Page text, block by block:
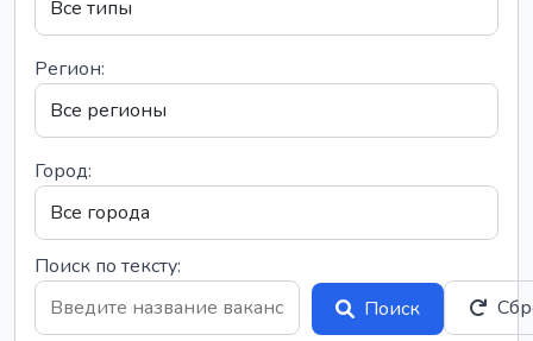
Регион:
Город:
Поиск по тексту:
Поиск